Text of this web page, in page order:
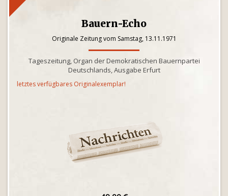
Bauern-Echo
Originale Zeitung vom Samstag, 13.11.1971
Tageszeitung, Organ der Demokratischen Bauernpartei
Deutschlands, Ausgabe Erfurt
letztes verfügbares Originalexemplar!